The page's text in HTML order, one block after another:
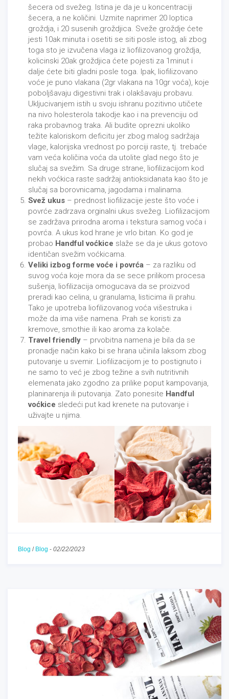
šecera od svežeg. Istina je da je u koncentraciji
šecera, a ne količini. Uzmite naprimer 20 loptica
groždja, i 20 susenih groždjica. Sveže groždje ćete
jesti 10ak minuta i osetiti se siti posle istog, ali zbog
toga sto je izvučena vlaga iz liofilizovanog groždja,
kolicinski 20ak groždjica ćete pojesti za 1minut i
dalje ćete biti gladni posle toga. Ipak, liofilizovano
voće je puno vlakana (2gr vlakana na 10gr voća), koje
poboljšavaju digestivni trak i olakšavaju probavu.
Ukljucivanjem istih u svoju ishranu pozitivno utičete
na nivo holesterola takodje kao i na prevenciju od
raka probavnog traka. Ali budite oprezni ukoliko
težite kaloriskom deficitu jer zbog malog sadržaja
vlage, kalorijska vrednost po porciji raste, tj. trebaće
vam veća količina voća da utolite glad nego što je
slučaj sa svežim. Sa druge strane, liofilizacijom kod
nekih voćkica raste sadržaj antioksidanata kao što je
slučaj sa borovnicama, jagodama i malinama.
Svež ukus – prednost liofilizacije jeste što voće i
povrće zadrzava orginalni ukus svežeg. Liofilizacijom
se zadržava prirodna aroma i tekstura samog voća i
povrća. A ukus kod hrane je vrlo bitan. Ko god je
probao Handful voćkice slaže se da je ukus gotovo
identičan svežim voćkicama.
Veliki izbog forme voće i povrća – za razliku od
suvog voća koje mora da se sece prilikom procesa
sušenja, liofilizacija omogucava da se proizvod
preradi kao celina, u granulama, listicima ili prahu.
Tako je upotreba liofilizovanog voća višestruka i
može da ima više namena. Prah se koristi za
kremove, smothie ili kao aroma za kolače.
Travel friendly – prvobitna namena je bila da se
pronadje način kako bi se hrana učinila laksom zbog
putovanje u svemir. Liofilizacijom je to postignuto i
ne samo to već je zbog težine a svih nutritivnih
elemenata jako zgodno za prilike poput kampovanja,
planinarenja ili putovanja. Zato ponesite Handful
voćkice sledeći put kad krenete na putovanje i
uživajte u njima.
Blog / Blog - 02/22/2023